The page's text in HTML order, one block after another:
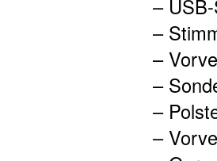
–
–
–
–
–
–